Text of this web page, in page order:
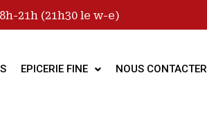
21h (21h30 le w-e)
EPICERIE FINE NOUS CONTACTER